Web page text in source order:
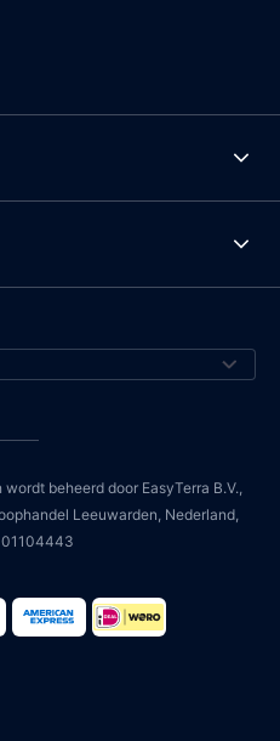
beheerd door EasyTerra B.V.,
Leeuwarden, Nederland,
01104443